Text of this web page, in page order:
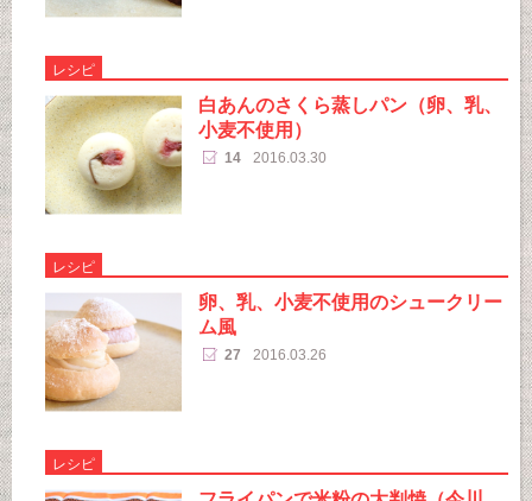
レシピ
白あんのさくら蒸しパン（卵、乳、
小麦不使用）
14 2016.03.30
レシピ
卵、乳、小麦不使用のシュークリー
ム風
27 2016.03.26
レシピ